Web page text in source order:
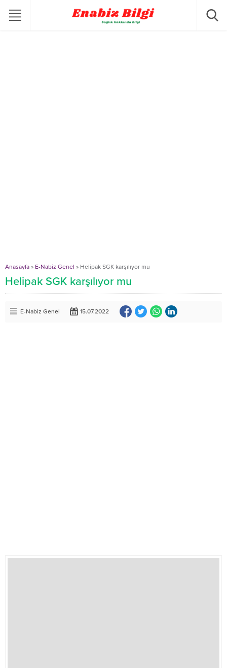
Anasayfa » E-Nabiz Genel » Helipak SGK karşılıyor mu
Helipak SGK karşılıyor mu
E-Nabiz Genel 15.07.2022